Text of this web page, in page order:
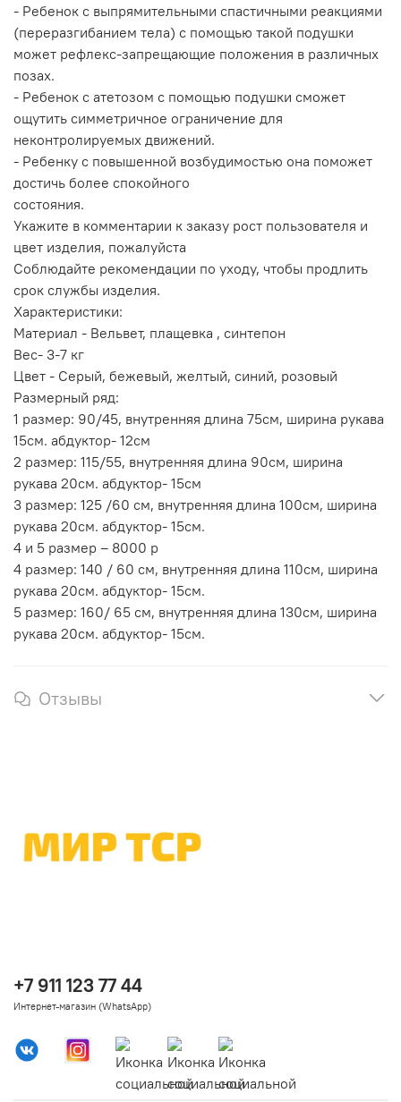
- Ребенок с выпрямительными спастичными реакциями
(переразгибанием тела) с помощью такой подушки
может рефлекс-запрещающие положения в различных
позах.
- Ребенок с атетозом с помощью подушки сможет
ощутить симметричное ограничение для
неконтролируемых движений.
- Ребенку с повышенной возбудимостью она поможет
достичь более спокойного
состояния.
Укажите в комментарии к заказу рост пользователя и
цвет изделия, пожалуйста
Соблюдайте рекомендации по уходу, чтобы продлить
срок службы изделия.
Характеристики:
Материал - Вельвет, плащевка , синтепон
Вес- 3-7 кг
Цвет - Серый, бежевый, желтый, синий, розовый
Размерный ряд:
1 размер: 90/45, внутренняя длина 75см, ширина рукава
15см. абдуктор- 12см
2 размер: 115/55, внутренняя длина 90см, ширина
рукава 20см. абдуктор- 15см
3 размер: 125 /60 см, внутренняя длина 100см, ширина
рукава 20см. абдуктор- 15см.
4 и 5 размер – 8000 р
4 размер: 140 / 60 см, внутренняя длина 110см, ширина
рукава 20см. абдуктор- 15см.
5 размер: 160/ 65 см, внутренняя длина 130см, ширина
рукава 20см. абдуктор- 15см.
Отзывы
+7 911 123 77 44
Интернет-магазин (WhatsApp)